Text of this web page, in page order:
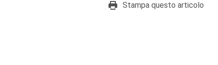
Stampa questo articolo